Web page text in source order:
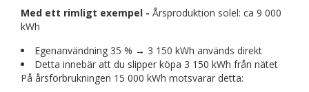
Med ett rimligt exempel - Årsproduktion solel: ca 9 000
kWh
Egenanvändning 35 % → 3 150 kWh används direkt
Detta innebär att du slipper köpa 3 150 kWh från nätet
På årsförbrukningen 15 000 kWh motsvarar detta: